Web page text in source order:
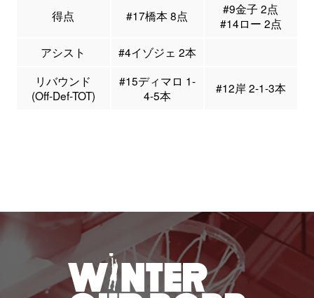
得点 #17橋本 8点
#9金子 2点
#14ロー 2点
アシスト
#4イゾジェ 2本
リバウンド
(Off-Def-TOT)
#15ディマロ 1-
4-5本
#12岸 2-1-3本